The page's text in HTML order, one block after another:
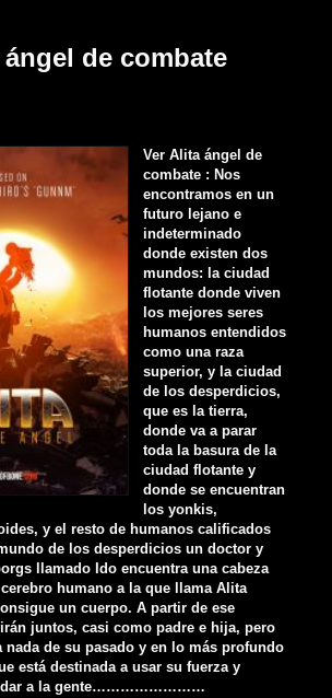
de combate
Ver Alita ángel de
combate : Nos
encontramos en un
futuro lejano e
indeterminado
donde existen dos
mundos: la ciudad
flotante donde viven
los mejores seres
humanos entendidos
como una raza
superior, y la ciudad
de los desperdicios,
que es la tierra,
donde va a parar
toda la basura de la
ciudad flotante y
donde se encuentran
los yonkis,
y el resto de humanos calificados
de los desperdicios un doctor y
llamado Ido encuentra una cabeza
humano a la que llama Alita
un cuerpo. A partir de ese
juntos, casi como padre e hija, pero
nada de su pasado y en lo más profundo
está destinada a usar su fuerza y
a la gente……………………